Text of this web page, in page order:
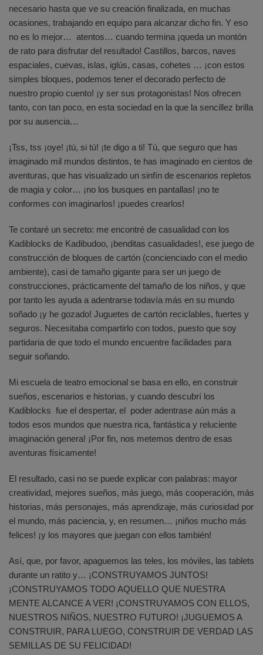
necesario hasta que ve su creación finalizada, en muchas
ocasiones, trabajando en equipo para alcanzar dicho fin. Y eso
no es lo mejor… atentos… cuando termina ¡queda un montón
de rato para disfrutar del resultado! Castillos, barcos, naves
espaciales, cuevas, islas, iglús, casas, cohetes … ¡con estos
simples bloques, podemos tener el decorado perfecto de
nuestro propio cuento! ¡y ser sus protagonistas! Nos ofrecen
tanto, con tan poco, en esta sociedad en la que la sencillez brilla
por su ausencia…
¡Tss, tss ¡oye! ¡tú, si tú! ¡te digo a ti! Tú, que seguro que has
imaginado mil mundos distintos, te has imaginado en cientos de
aventuras, que has visualizado un sinfín de escenarios repletos
de magia y color… ¡no los busques en pantallas! ¡no te
conformes con imaginarlos! ¡puedes crearlos!
Te contaré un secreto: me encontré de casualidad con los
Kadiblocks de Kadibudoo, ¡benditas casualidades!, ese juego de
construcción de bloques de cartón (concienciado con el medio
ambiente), casi de tamaño gigante para ser un juego de
construcciones, prácticamente del tamaño de los niños, y que
por tanto les ayuda a adentrarse todavía más en su mundo
soñado ¡y he gozado! Juguetes de cartón reciclables, fuertes y
seguros. Necesitaba compartirlo con todos, puesto que soy
partidaria de que todo el mundo encuentre facilidades para
seguir soñando.
Mi escuela de teatro emocional se basa en ello, en construir
sueños, escenarios e historias, y cuando descubrí los
Kadiblocks fue el despertar, el poder adentrase aún más a
todos esos mundos que nuestra rica, fantástica y reluciente
imaginación genera! ¡Por fin, nos metemos dentro de esas
aventuras físicamente!
El resultado, casi no se puede explicar con palabras: mayor
creatividad, mejores sueños, más juego, más cooperación, más
historias, más personajes, más aprendizaje, más curiosidad por
el mundo, más paciencia, y, en resumen… ¡niños mucho más
felices! ¡y los mayores que juegan con ellos también!
Así, que, por favor, apaguemos las teles, los móviles, las tablets
durante un ratito y… ¡CONSTRUYAMOS JUNTOS!
¡CONSTRUYAMOS TODO AQUELLO QUE NUESTRA
MENTE ALCANCE A VER! ¡CONSTRUYAMOS CON ELLOS,
NUESTROS NIÑOS, NUESTRO FUTURO! ¡JUGUEMOS A
CONSTRUIR, PARA LUEGO, CONSTRUIR DE VERDAD LAS
SEMILLAS DE SU FELICIDAD!